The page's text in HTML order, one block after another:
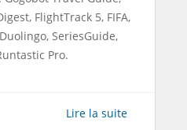
FlightTrack 5, FIFA,
SeriesGuide,
Pro.
Lire la suite